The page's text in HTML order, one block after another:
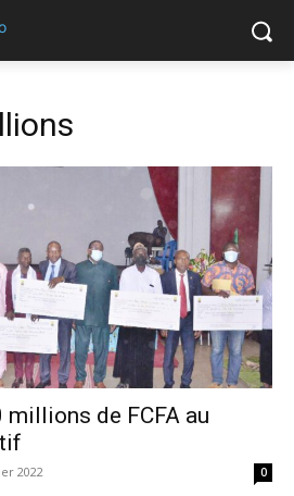
millions de FCFA au
2022 0